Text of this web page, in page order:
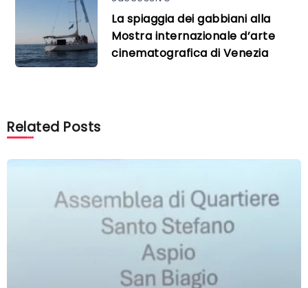
La spiaggia dei gabbiani alla
Mostra internazionale d’arte
cinematografica di Venezia
Related Posts